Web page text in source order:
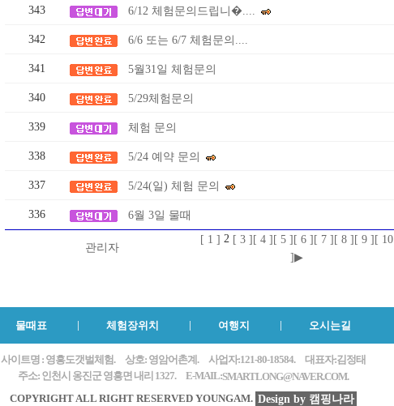
343 6/12 체험문의드립니�....
342 6/6 또는 6/7 체험문의....
341 5월31일 체험문의
340 5/29체험문의
339 체험 문의
338 5/24 예약 문의
337 5/24(일) 체험 문의
336 6월 3일 물때
관리자
[ 1 ] 2 [ 3 ] [ 4 ] [ 5 ] [ 6 ] [ 7 ] [ 8 ] [ 9 ] [ 10
]▶
물때표 체험장위치 여행지 오시는길
사이트명 : 영흥도갯벌체험. 상호: 영암어촌계. 사업자:121-80-18584.
대표자:김정태
주소: 인천시 옹진군 영흥면 내리 1327.
E-MAIL:SMARTLONG@NAVER.COM.
COPYRIGHT ALL RIGHT RESERVED YOUNGAM. Design by 캠핑나라